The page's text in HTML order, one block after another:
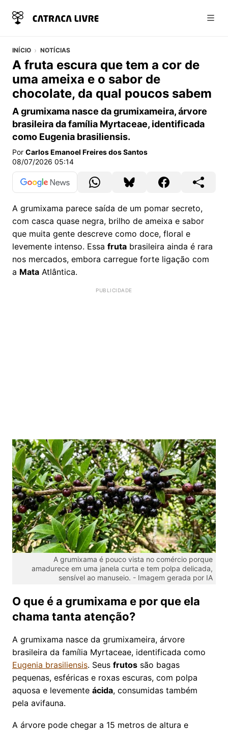
INÍCIO NOTÍCIAS
A fruta escura que tem a cor de
uma ameixa e o sabor de
chocolate, da qual poucos sabem
A grumixama nasce da grumixameira, árvore
brasileira da família Myrtaceae, identificada
como Eugenia brasiliensis.
Por Carlos Emanoel Freires dos Santos
08/07/2026 05:14
A grumixama parece saída de um pomar secreto,
com casca quase negra, brilho de ameixa e sabor
que muita gente descreve como doce, floral e
levemente intenso. Essa fruta brasileira ainda é rara
nos mercados, embora carregue forte ligação com
a Mata Atlântica.
A grumixama é pouco vista no comércio porque
amadurece em uma janela curta e tem polpa delicada,
sensível ao manuseio. - Imagem gerada por IA
O que é a grumixama e por que ela
chama tanta atenção?
A grumixama nasce da grumixameira, árvore
brasileira da família Myrtaceae, identificada como
Eugenia brasiliensis. Seus frutos são bagas
pequenas, esféricas e roxas escuras, com polpa
aquosa e levemente ácida, consumidas também
pela avifauna.
A árvore pode chegar a 15 metros de altura e